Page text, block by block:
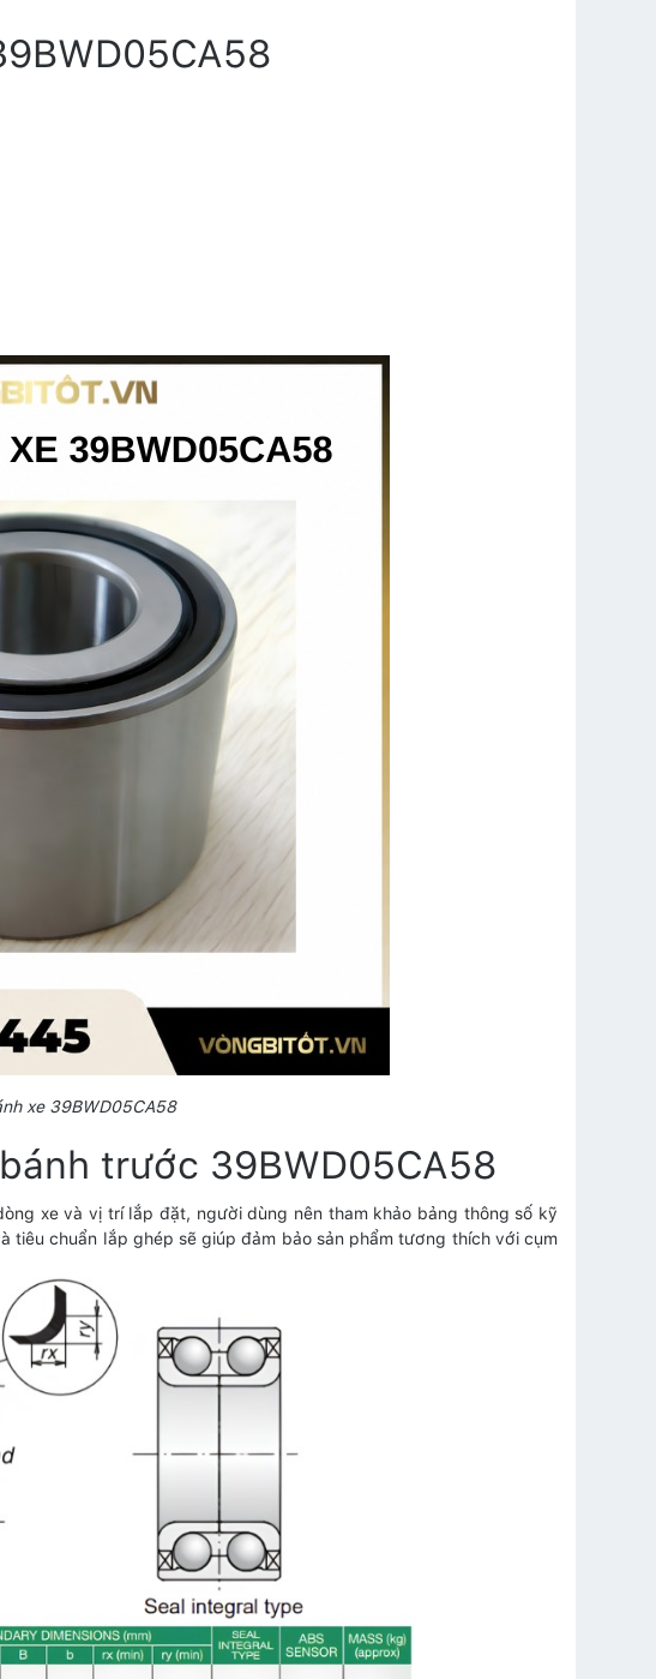
xe 39BWD05CA58
trước 39BWD05CA58
xe và vị trí lắp đặt, người dùng nên tham khảo bảng thông số kỹ
chuẩn lắp ghép sẽ giúp đảm bảo sản phẩm tương thích với cụm